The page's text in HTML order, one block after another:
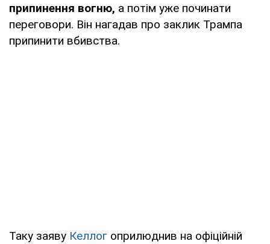
припинення вогню, а потім уже починати
переговори. Він нагадав про заклик Трампа
припинити вбивства.
Таку заяву Келлог оприлюднив на офіційній